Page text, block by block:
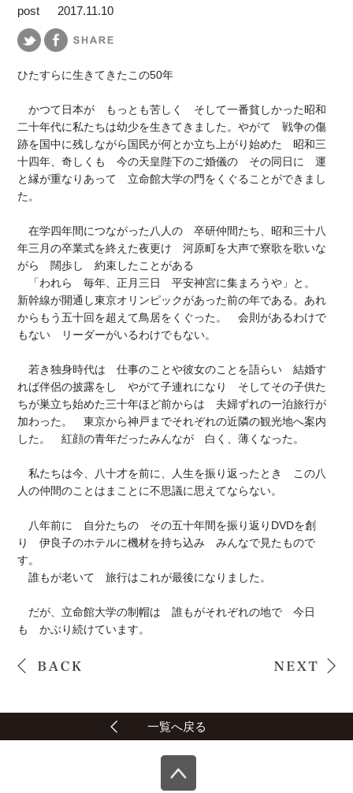
post
2017.11.10
ひたすらに生きてきたこの50年
かつて日本が もっとも苦しく そして一番貧しかった昭和
二十年代に私たちは幼少を生きてきました。やがて 戦争の傷
跡を国中に残しながら国民が何とか立ち上がり始めた 昭和三
十四年、奇しくも 今の天皇陛下のご婚儀の その同日に 運
と縁が重なりあって 立命館大学の門をくぐることができまし
た。
在学四年間につながった八人の 卒研仲間たち、昭和三十八
年三月の卒業式を終えた夜更け 河原町を大声で寮歌を歌いな
がら 闊歩し 約束したことがある
「われら 毎年、正月三日 平安神宮に集まろうや」と。
新幹線が開通し東京オリンピックがあった前の年である。あれ
からもう五十回を超えて鳥居をくぐった。 会則があるわけで
もない リーダーがいるわけでもない。
若き独身時代は 仕事のことや彼女のことを語らい 結婚す
れば伴侶の披露をし やがて子連れになり そしてその子供た
ちが巣立ち始めた三十年ほど前からは 夫婦ずれの一泊旅行が
加わった。 東京から神戸までそれぞれの近隣の観光地へ案内
した。 紅顔の青年だったみんなが 白く、薄くなった。
私たちは今、八十才を前に、人生を振り返ったとき この八
人の仲間のことはまことに不思議に思えてならない。
八年前に 自分たちの その五十年間を振り返りDVDを創
り 伊良子のホテルに機材を持ち込み みんなで見たもので
す。
誰もが老いて 旅行はこれが最後になりました。
だが、立命館大学の制帽は 誰もがそれぞれの地で 今日
も かぶり続けています。
一覧へ戻る